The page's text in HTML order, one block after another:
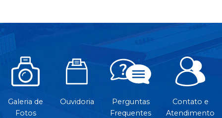
Galeria de
Fotos
Ouvidoria
Perguntas
Frequentes
Contato e
Atendimento